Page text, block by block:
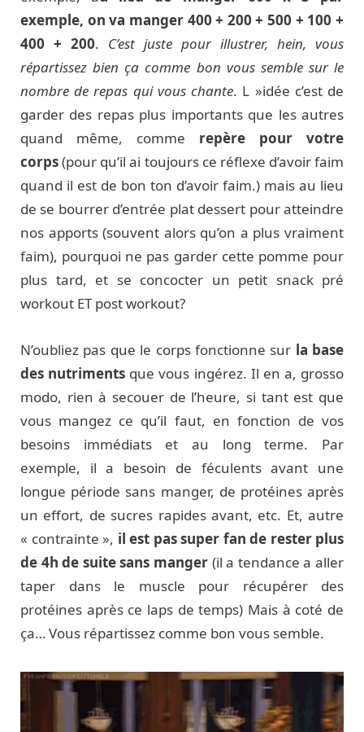
exemple, on va manger 400 + 200 + 500 + 100 +
400 + 200. C’est juste pour illustrer, hein, vous
répartissez bien ça comme bon vous semble sur le
nombre de repas qui vous chante. L »idée c’est de
garder des repas plus importants que les autres
quand même, comme repère pour votre
corps(pour qu’il ai toujours ce réflexe d’avoir faim
quand il est de bon ton d’avoir faim.) mais au lieu
de se bourrer d’entrée plat dessert pour atteindre
nos apports (souvent alors qu’on a plus vraiment
faim), pourquoi ne pas garder cette pomme pour
plus tard, et se concocter un petit snack pré
workout ET post workout?
N’oubliez pas que le corps fonctionne sur la base
des nutriments que vous ingérez. Il en a, grosso
modo, rien à secouer de l’heure, si tant est que
vous mangez ce qu’il faut, en fonction de vos
besoins immédiats et au long terme. Par
exemple, il a besoin de féculents avant une
longue période sans manger, de protéines après
un effort, de sucres rapides avant, etc. Et, autre
« contrainte », il est pas super fan de rester plus
de 4h de suite sans manger (il a tendance a aller
taper dans le muscle pour récupérer des
protéines après ce laps de temps) Mais à coté de
ça… Vous répartissez comme bon vous semble.